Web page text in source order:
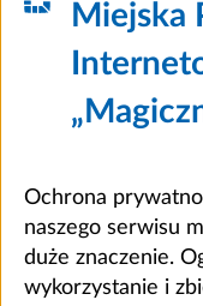
Miejska
Ochrona
naszego serwisu
duże znaczenie.
wykorzystanie i